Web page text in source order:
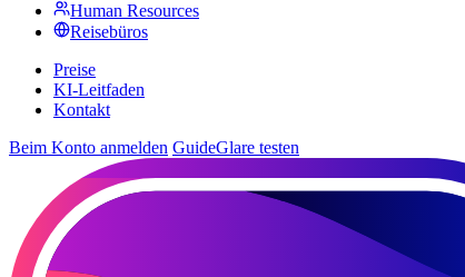
Human Resources
Reisebüros
Preise
KI-Leitfaden
Kontakt
Beim Konto anmelden GuideGlare testen